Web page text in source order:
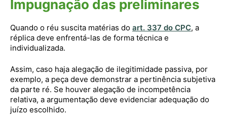
Impugnação das preliminares
Quando o réu suscita matérias do art. 337 do CPC, a
réplica deve enfrentá-las de forma técnica e
individualizada.
Assim, caso haja alegação de ilegitimidade passiva, por
exemplo, a peça deve demonstrar a pertinência subjetiva
da parte ré. Se houver alegação de incompetência
relativa, a argumentação deve evidenciar adequação do
juízo escolhido.